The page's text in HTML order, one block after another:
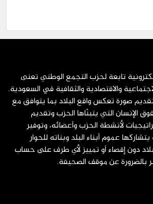
تابعة لحزب التجمع الوطني تعنى
والاقتصادية والثقافية في السعودية.
صورة تعكس واقع البلاد بما يتوافق مع
الإنسان التي يتبنّاها الحزب وتقديم
لأنشطة الحزب وأعضائه، وتوفير
عموم أبناء البلد وبناته للحوار
دون إقصاء أو تمييز لأي طرف على حساب
بالضرورة عن موقف الصحيفة.